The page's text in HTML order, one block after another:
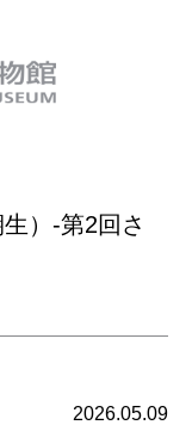
）-第2回さ
2026.05.09